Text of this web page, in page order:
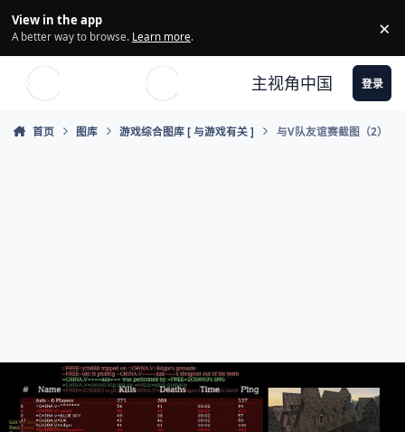
View in the app
A better way to browse. Learn more. ×
主视角中国 登录
首页 图库 游戏综合图库 [ 与游戏有关 ] 与V队友谊赛截图（2）